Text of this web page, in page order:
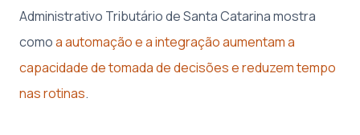
Administrativo Tributário de Santa Catarina mostra
comoa automação e a integração aumentam a
capacidade de tomada de decisões e reduzem tempo
nas rotinas.